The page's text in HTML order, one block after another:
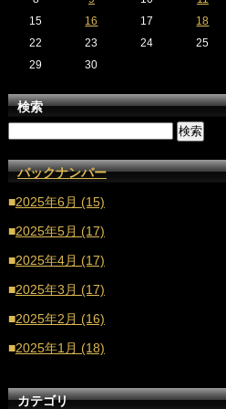
15
16 17 18
22
23 24 25
29
30
検索
バックナンバー
■2025年6月 (15)
■2025年5月 (17)
■2025年4月 (17)
■2025年3月 (17)
■2025年2月 (16)
■2025年1月 (18)
カテゴリ